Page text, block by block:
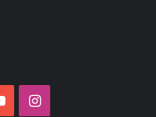
YouTubeInstagram